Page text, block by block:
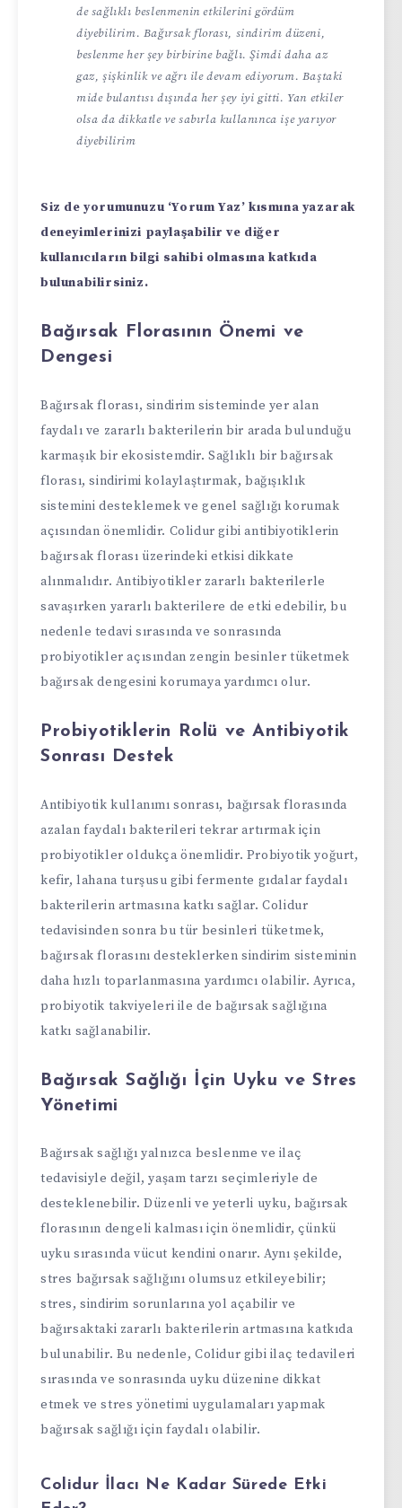
de sağlıklı beslenmenin etkilerini gördüm
diyebilirim. Bağırsak florası, sindirim düzeni,
beslenme her şey birbirine bağlı. Şimdi daha az
gaz, şişkinlik ve ağrı ile devam ediyorum. Baştaki
mide bulantısı dışında her şey iyi gitti. Yan etkiler
olsa da dikkatle ve sabırla kullanınca işe yarıyor
diyebilirim
Siz de yorumunuzu ‘Yorum Yaz’ kısmına yazarak
deneyimlerinizi paylaşabilir ve diğer
kullanıcıların bilgi sahibi olmasına katkıda
bulunabilirsiniz.
Bağırsak Florasının Önemi ve
Dengesi
Bağırsak florası, sindirim sisteminde yer alan
faydalı ve zararlı bakterilerin bir arada bulunduğu
karmaşık bir ekosistemdir. Sağlıklı bir bağırsak
florası, sindirimi kolaylaştırmak, bağışıklık
sistemini desteklemek ve genel sağlığı korumak
açısından önemlidir. Colidur gibi antibiyotiklerin
bağırsak florası üzerindeki etkisi dikkate
alınmalıdır. Antibiyotikler zararlı bakterilerle
savaşırken yararlı bakterilere de etki edebilir, bu
nedenle tedavi sırasında ve sonrasında
probiyotikler açısından zengin besinler tüketmek
bağırsak dengesini korumaya yardımcı olur.
Probiyotiklerin Rolü ve Antibiyotik
Sonrası Destek
Antibiyotik kullanımı sonrası, bağırsak florasında
azalan faydalı bakterileri tekrar artırmak için
probiyotikler oldukça önemlidir. Probiyotik yoğurt,
kefir, lahana turşusu gibi fermente gıdalar faydalı
bakterilerin artmasına katkı sağlar. Colidur
tedavisinden sonra bu tür besinleri tüketmek,
bağırsak florasını desteklerken sindirim sisteminin
daha hızlı toparlanmasına yardımcı olabilir. Ayrıca,
probiyotik takviyeleri ile de bağırsak sağlığına
katkı sağlanabilir.
Bağırsak Sağlığı İçin Uyku ve Stres
Yönetimi
Bağırsak sağlığı yalnızca beslenme ve ilaç
tedavisiyle değil, yaşam tarzı seçimleriyle de
desteklenebilir. Düzenli ve yeterli uyku, bağırsak
florasının dengeli kalması için önemlidir, çünkü
uyku sırasında vücut kendini onarır. Aynı şekilde,
stres bağırsak sağlığını olumsuz etkileyebilir;
stres, sindirim sorunlarına yol açabilir ve
bağırsaktaki zararlı bakterilerin artmasına katkıda
bulunabilir. Bu nedenle, Colidur gibi ilaç tedavileri
sırasında ve sonrasında uyku düzenine dikkat
etmek ve stres yönetimi uygulamaları yapmak
bağırsak sağlığı için faydalı olabilir.
Colidur İlacı Ne Kadar Sürede Etki